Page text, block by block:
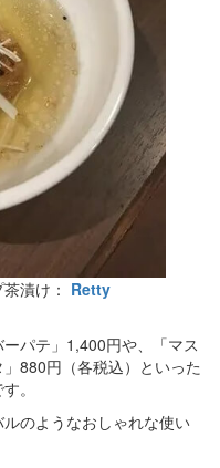
漬け： Retty
パテ」1,400円や、「マス
880円（各税込）といった
。
のようなおしゃれな使い